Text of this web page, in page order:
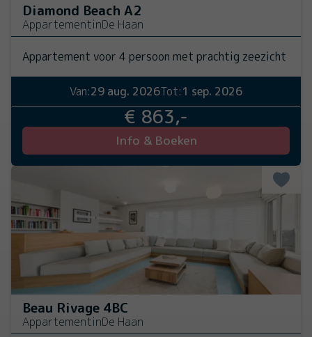
Diamond Beach A2
AppartementinDe Haan
Appartement voor 4 persoon met prachtig zeezicht
Van:29 aug. 2026Tot:1 sep. 2026
€ 863,-
Info & Boeken
Beau Rivage 4BC
AppartementinDe Haan